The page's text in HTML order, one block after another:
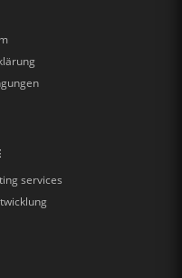
services